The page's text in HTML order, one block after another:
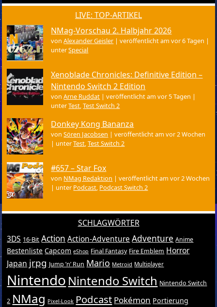
LIVE: TOP-ARTIKEL
NMag-Vorschau 2. Halbjahr 2026
vonAlexander Geisler |veröffentlicht am vor 6 Tagen |
unterSpecial
Xenoblade Chronicles: Definitive Edition –
Nintendo Switch 2 Edition
vonArne Ruddat |veröffentlicht am vor 5 Tagen |
unterTest,Test Switch 2
Donkey Kong Bananza
vonSören Jacobsen |veröffentlicht am vor 2 Wochen
| unterTest,Test Switch 2
#657 – Star Fox
von NMag Redaktion |veröffentlicht am vor 2 Wochen
| unter Podcast, Podcast Switch 2
SCHLAGWÖRTER
3DS 16-Bit Action Action-Adventure Adventure Anime
Bestenliste Capcom eShop Final Fantasy Fire Emblem Horror
Japan jrpg Jump ’n’ Run Mario Metroid Multiplayer
Nintendo Nintendo Switch Nintendo Switch
2 NMag Pixel-Look Podcast Pokémon Portierung